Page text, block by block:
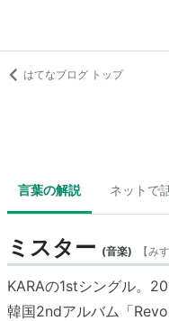
はてなブログ トップ
言葉の解説 ネットで
ミスター (音楽) 【み
KARAの1stシングル。
韓国2ndアルバム「